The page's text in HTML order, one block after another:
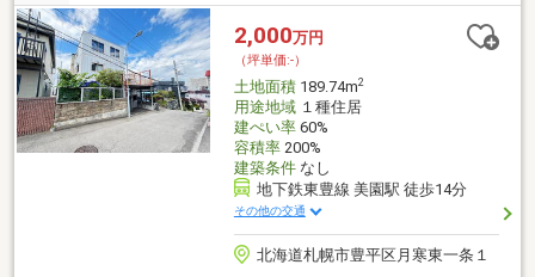
2,000万円
（坪単価:-）
土地面積189.74m2
用途地域１種住居
建ぺい率60%
容積率200%
建築条件なし
地下鉄東豊線 美園駅 徒歩14分
その他の交通
北海道札幌市豊平区月寒東一条１